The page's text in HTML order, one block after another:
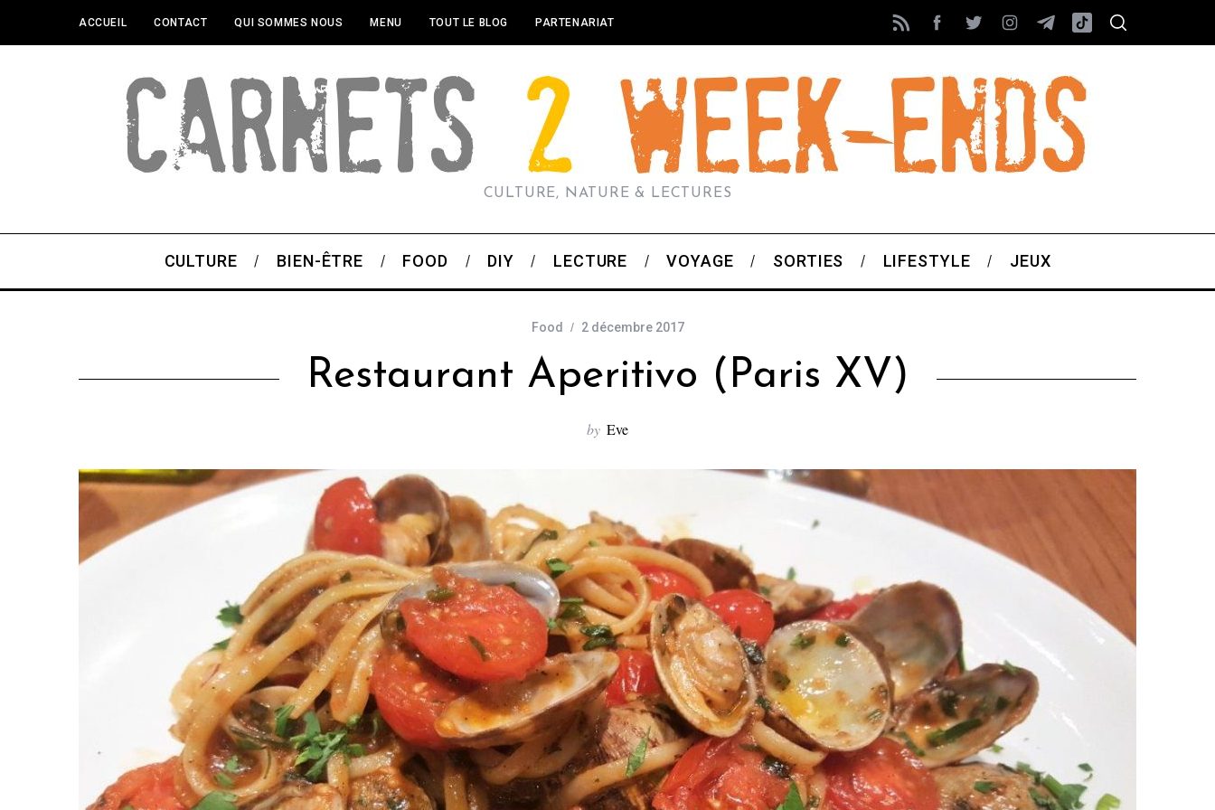
ACCUEIL CONTACT QUI SOMMES NOUS MENU TOUT LE BLOG PARTENARIAT
CULTURE, NATURE & LECTURES
CULTURE BIEN-ÊTRE FOOD DIY LECTURE VOYAGE SORTIES LIFESTYLE JEUX
Food 2 décembre 2017
Restaurant Aperitivo (Paris XV)
by Eve